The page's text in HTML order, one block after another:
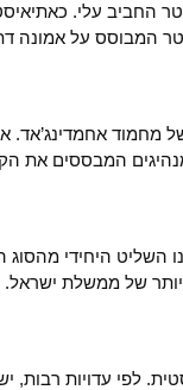
החביב עלי.
המבוסס על אמונה
מחמוד אחמדינג’אד.
המבססים את
השליט היחידי
של ממשלת
לפי עדויות